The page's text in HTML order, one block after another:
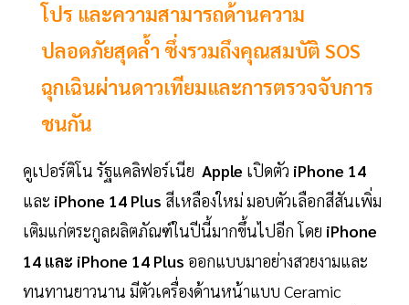
โปร และความสามารถด้านความ
ปลอดภัยสุดล้ำ ซึ่งรวมถึงคุณสมบัติ SOS
ฉุกเฉินผ่านดาวเทียมและการตรวจจับการ
ชนกัน
คูเปอร์ติโน รัฐแคลิฟอร์เนีย Apple เปิดตัว iPhone 14
และ iPhone 14 Plus สีเหลืองใหม่ มอบตัวเลือกสีสันเพิ่ม
เติมแก่ตระกูลผลิตภัณฑ์ในปีนี้มากขึ้นไปอีก โดย iPhone
14 และ iPhone 14 Plus ออกแบบมาอย่างสวยงามและ
ทนทานยาวนาน มีตัวเครื่องด้านหน้าแบบ Ceramic